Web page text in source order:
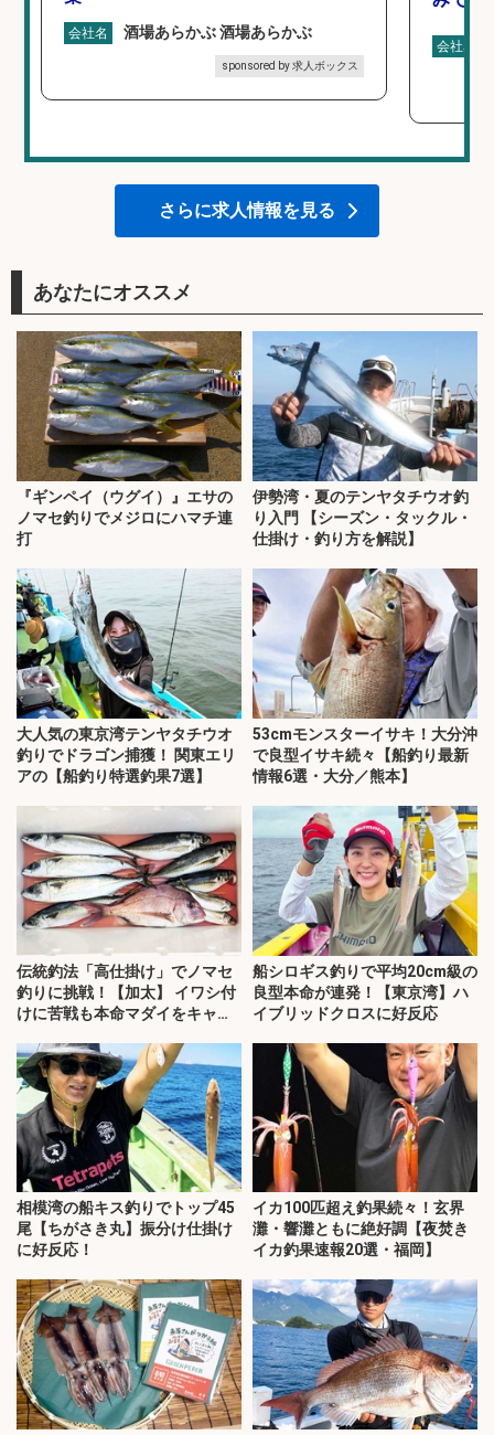
会社名 酒場あらかぶ 酒場あらかぶ
sponsored by 求人ボックス
会社名
さらに求人情報を見る
あなたにオススメ
『ギンペイ（ウグイ）』エサの
ノマセ釣りでメジロにハマチ連
打
伊勢湾・夏のテンヤタチウオ釣
り入門 【シーズン・タックル・
仕掛け・釣り方を解説】
大人気の東京湾テンヤタチウオ
釣りでドラゴン捕獲！ 関東エリ
アの【船釣り特選釣果7選】
53cmモンスターイサキ！大分沖
で良型イサキ続々【船釣り最新
情報6選・大分／熊本】
伝統釣法「高仕掛け」でノマセ
釣りに挑戦！【加太】 イワシ付
けに苦戦も本命マダイをキャッ
船シロギス釣りで平均20cm級の
良型本命が連発！【東京湾】ハ
イブリッドクロスに好反応
相模湾の船キス釣りでトップ45
尾【ちがさき丸】振分け仕掛け
に好反応！
イカ100匹超え釣果続々！玄界
灘・響灘ともに絶好調【夜焚き
イカ釣果速報20選・福岡】